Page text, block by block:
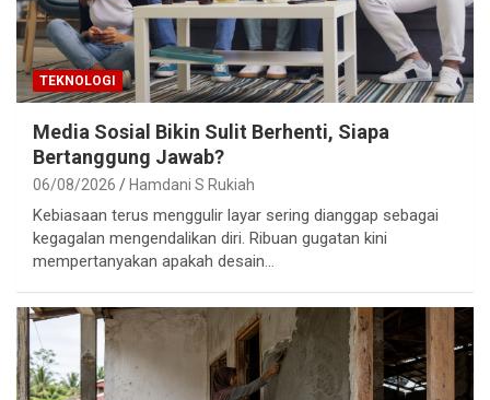
TEKNOLOGI
Media Sosial Bikin Sulit Berhenti, Siapa
Bertanggung Jawab?
06/08/2026 Hamdani S Rukiah
Kebiasaan terus menggulir layar sering dianggap sebagai
kegagalan mengendalikan diri. Ribuan gugatan kini
mempertanyakan apakah desain…